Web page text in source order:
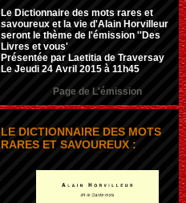
Le Dictionnaire des mots rares et
savoureux et la vie d'Alain Horvilleur
seront le thème de l'émission ''Des
Livres et vous'
Présentée par Laetitia de Traversay
Le Jeudi 24 Avril 2015 à 11h45
Page de L'émission
LE DICTIONNAIRE DES MOTS
RARES ET SAVOUREUX :